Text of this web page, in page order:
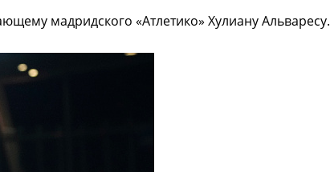
мадридского «Атлетико» Хулиану Альваресу.